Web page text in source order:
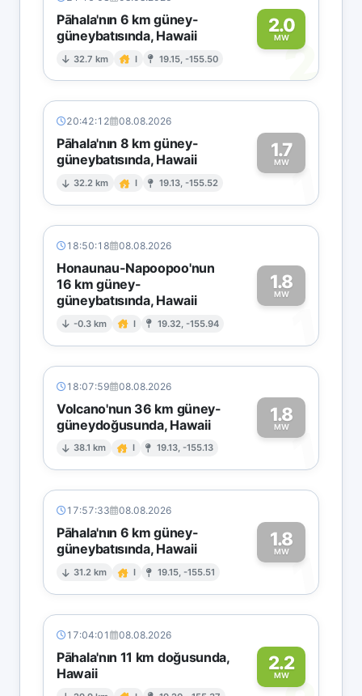
Pāhala'nın 6 km güney-
güneybatısında, Hawaii
32.7 km I 19.15, -155.50
2.0
MW2
20:42:12 08.08.2026
Pāhala'nın 8 km güney-
güneybatısında, Hawaii
32.2 km I 19.13, -155.52
1.7
MW1
18:50:18 08.08.2026
Honaunau-Napoopoo'nun
16 km güney-
güneybatısında, Hawaii
-0.3 km I 19.32, -155.94
1.8
MW
1
18:07:59 08.08.2026
Volcano'nun 36 km güney-
güneydoğusunda, Hawaii
38.1 km I 19.13, -155.13
1.8
MW1
17:57:33 08.08.2026
Pāhala'nın 6 km güney-
güneybatısında, Hawaii
31.2 km I 19.15, -155.51
1.8
MW1
17:04:01 08.08.2026
Pāhala'nın 11 km doğusunda,
Hawaii
2.2
MW